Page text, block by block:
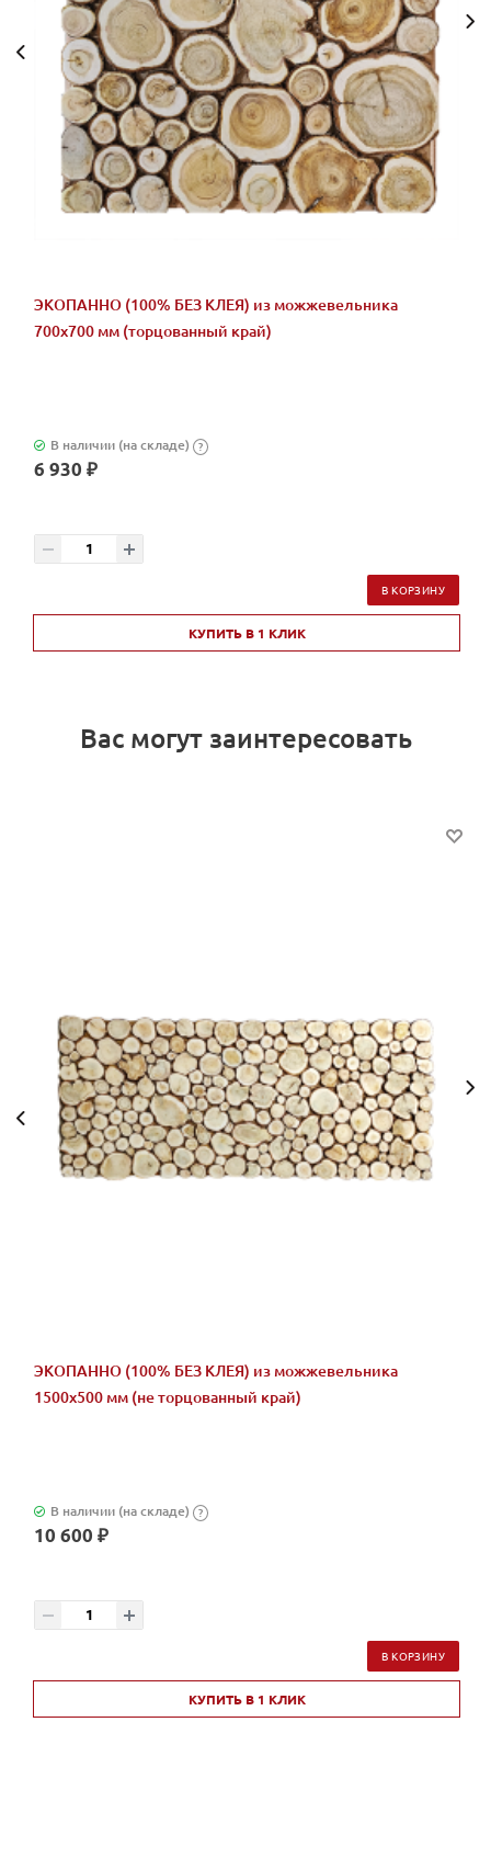
ЭКОПАННО (100% БЕЗ КЛЕЯ) из можжевельника
700х700 мм (торцованный край)
В наличии (на складе) ?
6 930 ₽
В КОРЗИНУ
КУПИТЬ В 1 КЛИК
Вас могут заинтересовать
ЭКОПАННО (100% БЕЗ КЛЕЯ) из можжевельника
1500х500 мм (не торцованный край)
В наличии (на складе) ?
10 600 ₽
В КОРЗИНУ
КУПИТЬ В 1 КЛИК